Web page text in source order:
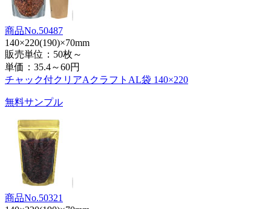
商品No.50487
140×220(190)×70mm
販売単位：50枚～
単価： 35.4～60円
チャック付クリアAクラフトAL袋 140×220
無料サンプル
商品No.50321